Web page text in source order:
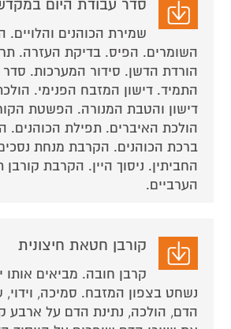
סדר עבודת היום
שמירת הכוהנים והלויים.
השומרים. הפיס. בדיקת העזרה.
הורדת הדשן. סידור המערכות.
התמיד. דישון המזבח הפנימי.
דישון והטבת המנורה. הפשטת
הולכת האיברים. תפילת
ברכת הכוהנים. הקרבת מנחת
החביתין. ניסוך היין. הקרבת קורבן
הערביים.
קורבן חטאת חיצונית
קרבן חובה. מביאים אותו
נשחט בצפון המזבח. סמיכה,
הדם, הולכה, נתינת הדם על ארבע